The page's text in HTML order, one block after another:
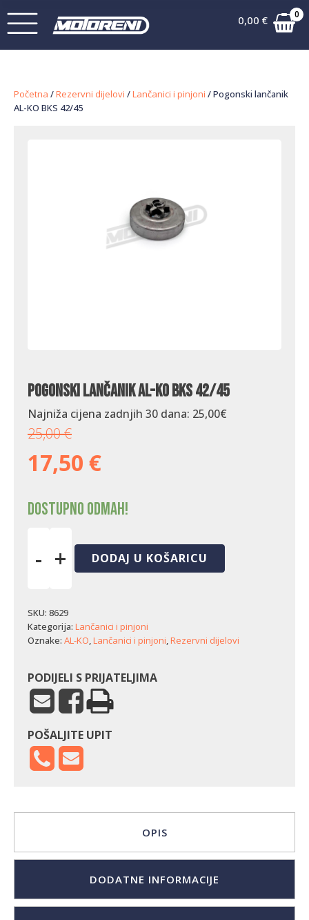
0,00 € 0
Početna /Rezervni dijelovi /Lančanici i pinjoni / Pogonski lančanik
AL-KO BKS 42/45
Pogonski lančanik AL-KO BKS 42/45
Najniža cijena zadnjih 30 dana: 25,00€
25,00€
17,50 €
Dostupno odmah!
-
KO
BKS
42/45
+ DODAJ U KOŠARICU
SKU: 8629
Kategorija: Lančanici i pinjoni
Oznake: AL-KO,Lančanici i pinjoni,Rezervni dijelovi
PODIJELI S PRIJATELJIMA
POŠALJITE UPIT
OPIS
DODATNE INFORMACIJE